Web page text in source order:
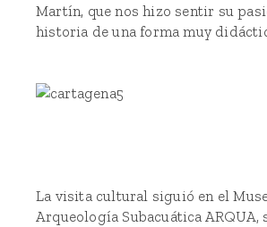
Martín, que nos hizo sentir su
historia de una forma muy
La visita cultural siguió en el
Arqueología Subacuática ARQUA,